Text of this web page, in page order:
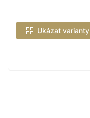
Ukázat varianty